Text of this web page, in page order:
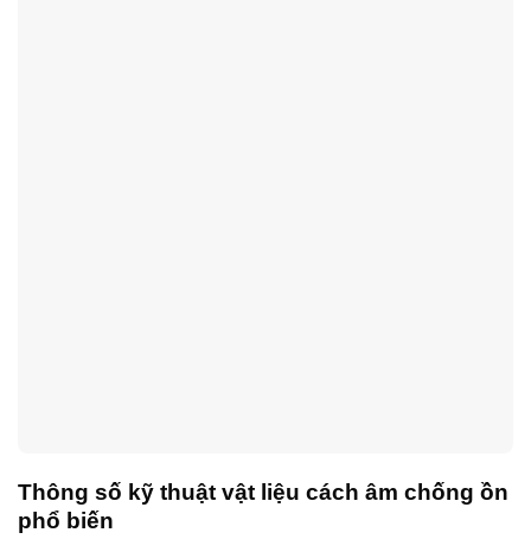
Thông số kỹ thuật vật liệu cách âm chống ồn
phổ biến